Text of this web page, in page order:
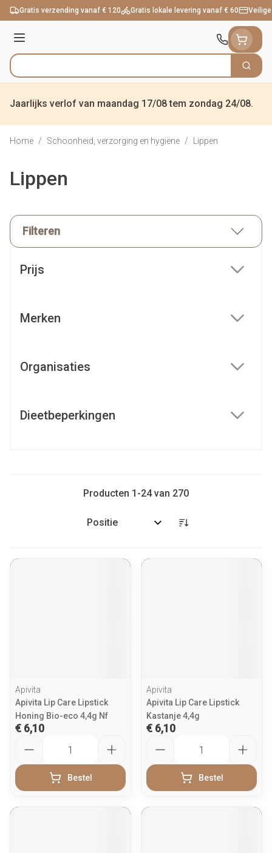
Ga naar de inhoud
Gratis verzending vanaf € 120 Gratis lokale levering vanaf € 60
Menu
Product, merk, categorie... Zoek
Jaarlijks verlof van maandag 17/08 tem zondag 24/08.
Home / Schoonheid, verzorging en hygiëne / Lippen
Lippen
Filteren
Prijs
Merken
Organisaties
Dieetbeperkingen
Producten 1 -24van 270
Sorteer op:
Apivita
Apivita Lip Care Lipstick
Honing Bio-eco 4,4g Nf
€ 6,10
Bestel
Apivita
Apivita Lip Care Lipstick
Kastanje 4,4g
€ 6,10
Bestel